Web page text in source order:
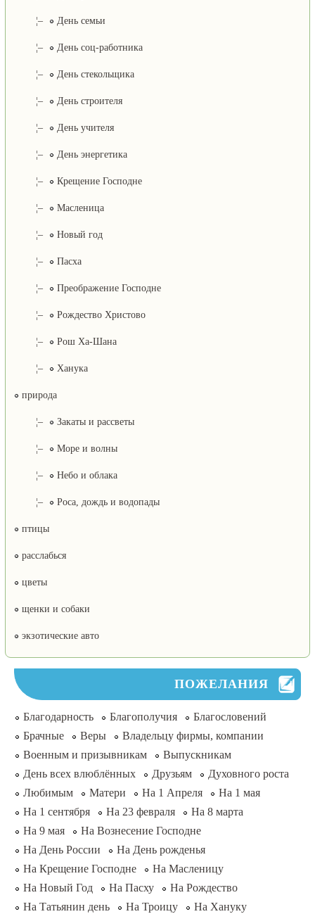
¦– День семьи
¦– День соц-работника
¦– День стекольщика
¦– День строителя
¦– День учителя
¦– День энергетика
¦– Крещение Господне
¦– Масленица
¦– Новый год
¦– Пасха
¦– Преображение Господне
¦– Рождество Христово
¦– Рош Ха-Шана
¦– Ханука
природа
¦– Закаты и рассветы
¦– Море и волны
¦– Небо и облака
¦– Роса, дождь и водопады
птицы
расслабься
цветы
щенки и собаки
экзотические авто
ПОЖЕЛАНИЯ
Благодарность Благополучия
Благословений
Брачные
Веры
Владельцу фирмы, компании
Военным и призывникам
Выпускникам
День всех влюблённых
Друзьям
Духовного роста
Любимым
Матери На 1 Апреля
На 1 мая
На 1 сентября
На 23 февраля
На 8 марта
На 9 мая
На Вознесение Господне
На День России
На День рожденья
На Крещение Господне
На Масленицу
На Новый Год
На Пасху
На Рождество
На Татьянин день
На Троицу
На Хануку